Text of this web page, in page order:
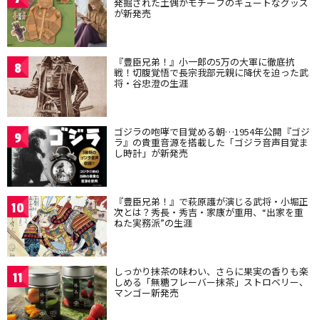
が新発売
8 『豊臣兄弟！』小一郎の5万の大軍に徹底抗
戦！切腹覚悟で長宗我部元親に降伏を迫った武
将・谷忠澄の生涯
9 ゴジラの咆哮で目覚める朝…1954年公開『ゴジ
ラ』の貴重音源を搭載した「ゴジラ音声目覚ま
し時計」が新発売
10 『豊臣兄弟！』で萩原護が演じる武将・小堀正
次とは？秀長・秀吉・家康が重用、“出家を重
ねた実務派”の生涯
11 しっかり抹茶の味わい、さらに果実の香りも楽
しめる「無糖フレーバー抹茶」ストロベリー、
マンゴー新発売